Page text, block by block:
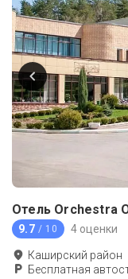
Отель Orchestra
9.7 / 10 4 оценки
Каширский район
Бесплатная